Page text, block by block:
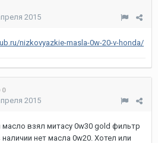
2015
nizkovyazkie-masla-0w-20-v-honda/
0
2015
масло взял митасу 0w30 gold фильтр
нет масла 0w20. Хотел или